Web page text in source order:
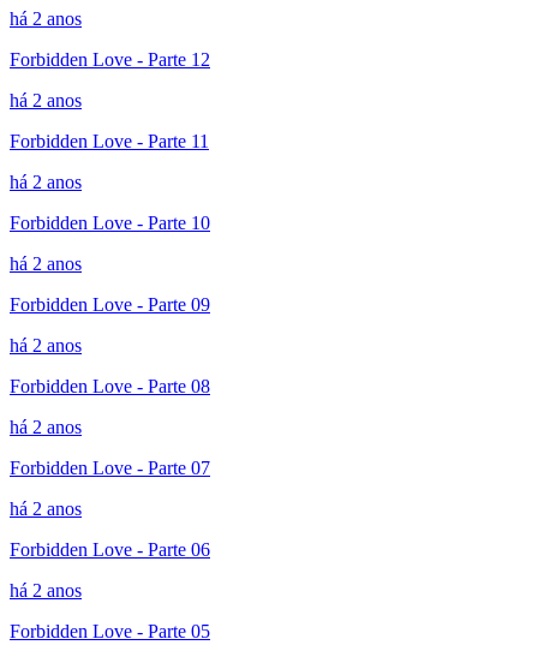
há 2 anos
Forbidden Love - Parte 12
há 2 anos
Forbidden Love - Parte 11
há 2 anos
Forbidden Love - Parte 10
há 2 anos
Forbidden Love - Parte 09
há 2 anos
Forbidden Love - Parte 08
há 2 anos
Forbidden Love - Parte 07
há 2 anos
Forbidden Love - Parte 06
há 2 anos
Forbidden Love - Parte 05